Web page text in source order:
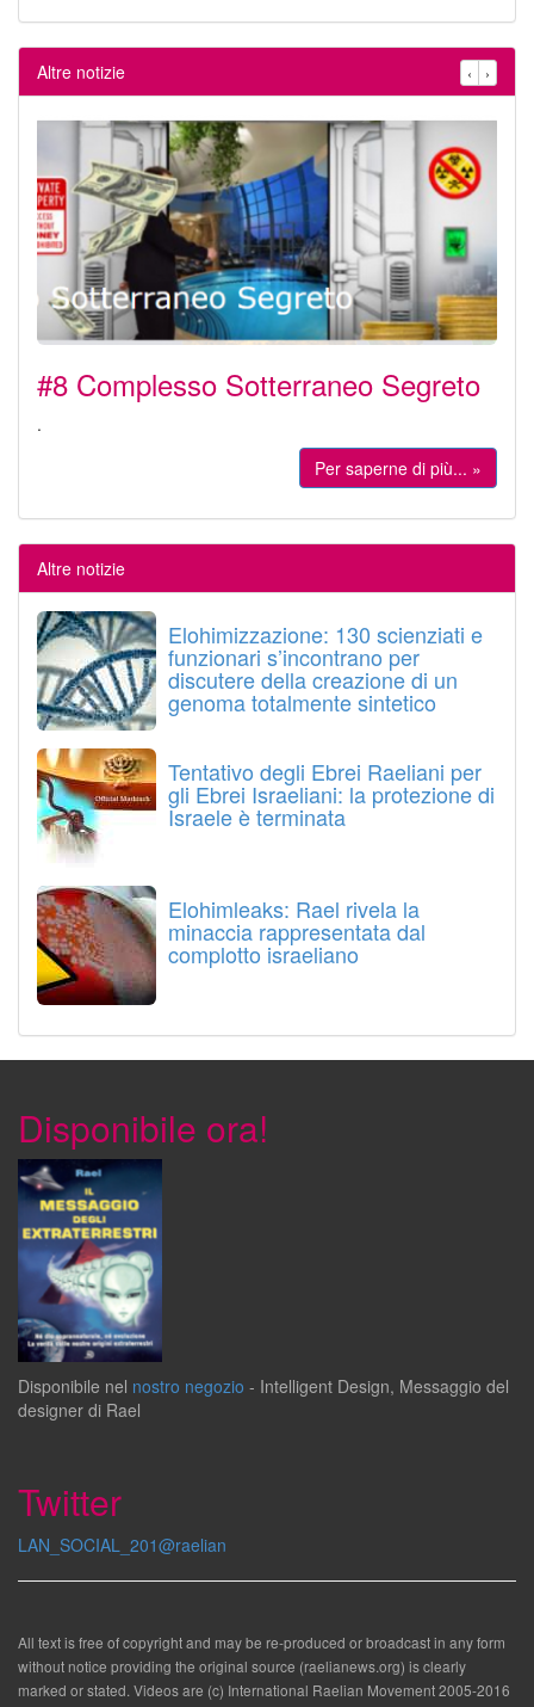
Altre notizie ‹ ›
#8 Complesso Sotterraneo Segreto
.
Per saperne di più... »
Altre notizie
Elohimizzazione: 130 scienziati e
funzionari s’incontrano per
discutere della creazione di un
genoma totalmente sintetico
Tentativo degli Ebrei Raeliani per
gli Ebrei Israeliani: la protezione di
Israele è terminata
Elohimleaks: Rael rivela la
minaccia rappresentata dal
complotto israeliano
Disponibile ora!
Disponibile nel nostro negozio - Intelligent Design, Messaggio del
designer di Rael
Twitter
LAN_SOCIAL_201@raelian
All text is free of copyright and may be re-produced or broadcast in any form
without notice providing the original source (raelianews.org) is clearly
marked or stated. Videos are (c) International Raelian Movement 2005-2016